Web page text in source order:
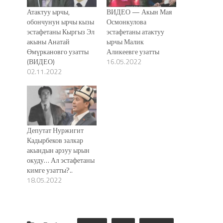
Атактуу ырчы,
обончунун ырчы кызы
эстафетаны Кыргыз Эл
акыны Анатай
Өмүркановго узатты
(ВИДЕО)
02.11.2022
ВИДЕО — Акын Мая
Осмонкулова
эстафетаны атактуу
ырчы Малик
Аликеевге узатты
16.05.2022
Депутат Нуржигит
Кадырбеков залкар
акындын арзуу ырын
окуду… Ал эстафетаны
кимге узатты?..
18.05.2022